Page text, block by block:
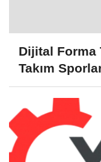
Dijital Forma
Takım